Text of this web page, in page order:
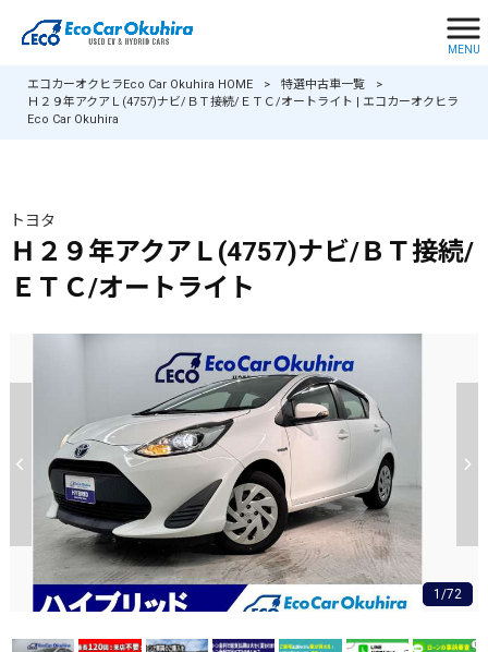
MENU
エコカーオクヒラEco Car Okuhira HOME > 特選中古車一覧
>
Ｈ２９年アクアＬ(4757)ナビ/ＢＴ接続/ＥＴＣ/オートライト | エコカーオクヒラ
Eco Car Okuhira
トヨタ
Ｈ２９年アクアＬ(4757)ナビ/ＢＴ接続/
ＥＴＣ/オートライト
1/72